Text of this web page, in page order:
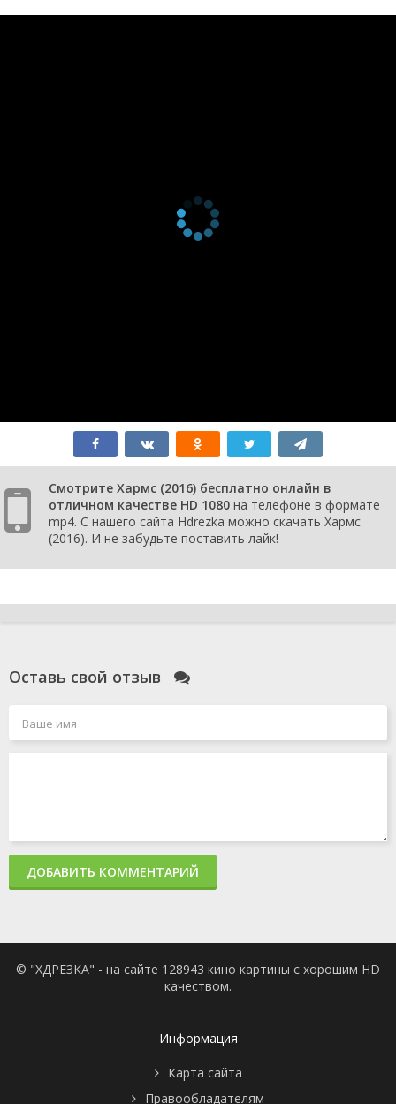
Смотрите Хармс (2016) бесплатно онлайн в
отличном качестве HD 1080 на телефоне в формате
mp4. С нашего сайта Hdrezka можно скачать Хармс
(2016). И не забудьте поставить лайк!
Оставь свой отзыв
ДОБАВИТЬ КОММЕНТАРИЙ
© "ХДРЕЗКА" - на сайте 128943 кино картины с хорошим HD
качеством.
Информация
Карта сайта
Правообладателям